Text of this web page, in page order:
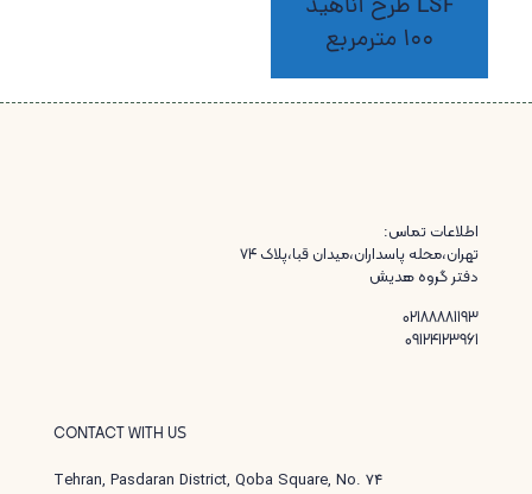
100 مترمربع
اطلاعات تماس:
تهران،محله پاسداران،میدان قبا،پلاک ۷۴
دفتر گروه هدیش
02188881193
09124123961
CONTACT WITH US
Tehran, Pasdaran District, Qoba Square, No. 74